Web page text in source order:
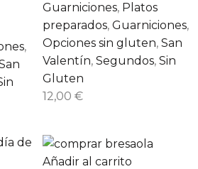
,
Guarniciones, Platos
preparados, Guarniciones,
Opciones sin gluten, San
Valentín, Segundos, Sin
Gluten
12,00 €
Añadir al carrito